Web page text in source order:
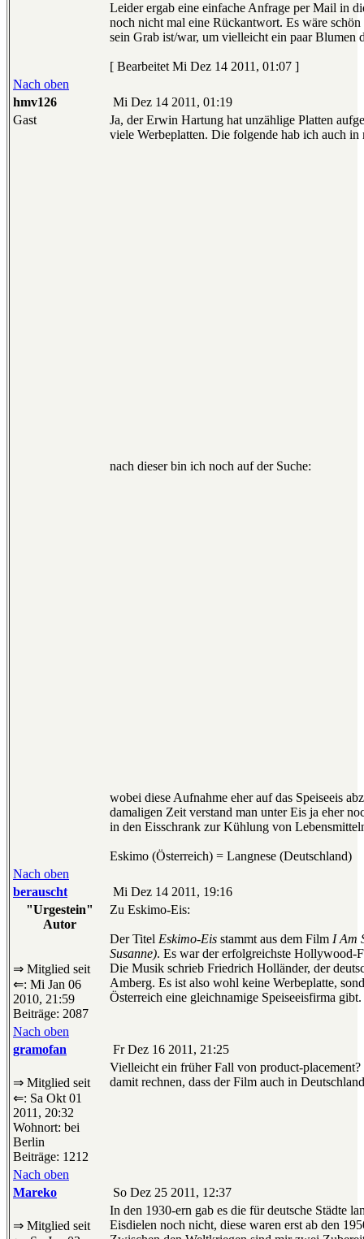
Leider ergab eine einfache Anfrage per Mail in
noch nicht mal eine Rückantwort. Es wäre
sein Grab ist/war, um vielleicht ein paar Blumen
[ Bearbeitet Mi Dez 14 2011, 01:07 ]
Nach oben
hmv126
Mi Dez 14 2011, 01:19
Gast
Ja, der Erwin Hartung hat unzählige Platten
viele Werbeplatten. Die folgende hab ich auch in
nach dieser bin ich noch auf der Suche:
wobei diese Aufnahme eher auf das Speiseeis
damaligen Zeit verstand man unter Eis ja eher
in den Eisschrank zur Kühlung von
Eskimo (Österreich) = Langnese (Deutschland)
Nach oben
berauscht
Mi Dez 14 2011, 19:16
"Urgestein"
Autor
⇒ Mitglied seit
⇐: Mi Jan 06
2010, 21:59
Beiträge: 2087
Zu Eskimo-Eis:
Der Titel Eskimo-Eis stammt aus dem Film I Am
Susanne). Es war der erfolgreichste
Die Musik schrieb Friedrich Holländer, der
Amberg. Es ist also wohl keine Werbeplatte,
Österreich eine gleichnamige Speiseeisfirma gibt.
Nach oben
gramofan
Fr Dez 16 2011, 21:25
⇒ Mitglied seit
⇐: Sa Okt 01
2011, 20:32
Wohnort: bei
Berlin
Beiträge: 1212
Vielleicht ein früher Fall von product-
damit rechnen, dass der Film auch in
Nach oben
Mareko
So Dez 25 2011, 12:37
⇒ Mitglied seit
In den 1930-ern gab es die für deutsche Städte
Eisdielen noch nicht, diese waren erst ab den